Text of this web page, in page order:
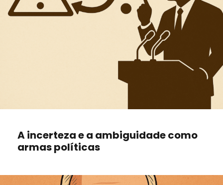
A incerteza e a ambiguidade como
armas políticas